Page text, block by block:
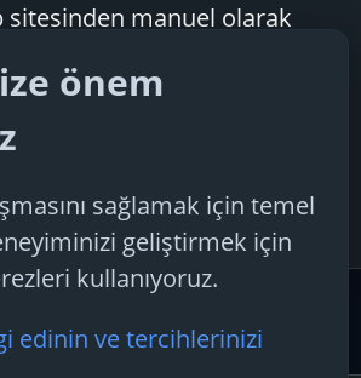
sitesinden manuel olarak
Yardıma ihtiyacım var.
sorunu
Cevaplar: 4 Forum:
Sürücü
önem
sağlamak için temel
geliştirmek için
kullanıyoruz.
edinin ve tercihlerinizi